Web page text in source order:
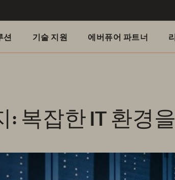
션 기술 지원 에버퓨어 파트너
복잡한 IT 환경